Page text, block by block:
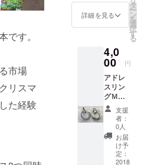
です。
市場
リスマ
た経験
いです。す
人います。
個人輸入を6
年。15ヵ国
から輸入販
売し、イー
ベイ評価
1600、ヤフ
オク評価
1800いただ
詳細を見る
タ
ー
ン
を
選
択
す
る
4,0
00 円
アドレ
スリン
グＭサ
イズ単
品（ア
ルミと
ブラス
選択で
きま
す）2個
支援
者：
0人
お届
け予
定：
2018